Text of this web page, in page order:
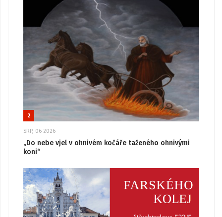
2
SRP, 06 2026
„Do nebe vjel v ohnivém kočáře taženého ohnivými
koni“